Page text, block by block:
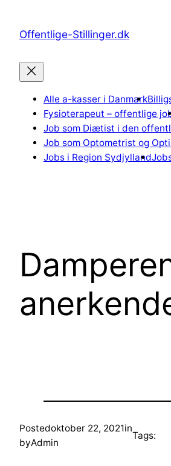
indholdOffentlige-Stillinger.dk
Alle a-kasser i Danmark
Fysioterapeut – offentlige
Job som Diætist i den
Job som Optometrist og
Jobs i Region Sydjylland
Postedoktober 22, 2021in
byAdmin
Tags: